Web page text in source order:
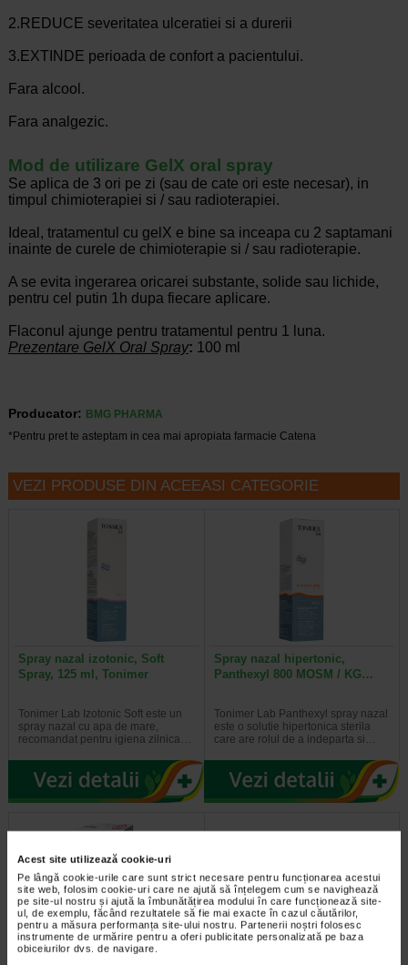
Acest site utilizează cookie-uri
Pe lângă cookie-urile care sunt strict necesare pentru funcționarea acestui
site web, folosim cookie-uri care ne ajută să înțelegem cum se navighează
pe site-ul nostru și ajută la îmbunătățirea modului în care funcționează site-
ul, de exemplu, făcând rezultatele să fie mai exacte în cazul căutărilor,
pentru a măsura performanța site-ului nostru. Partenerii noștri folosesc
instrumente de urmărire pentru a oferi publicitate personalizată pe baza
obiceiurilor dvs. de navigare.
2.REDUCE severitatea ulceratiei si a durerii
3.EXTINDE perioada de confort a pacientului.
Fara alcool.
Fara analgezic.
Mod de utilizare GelX oral spray
Se aplica de 3 ori pe zi (sau de cate ori este necesar), in
timpul chimioterapiei si / sau radioterapiei.
Ideal, tratamentul cu gelX e bine sa inceapa cu 2 saptamani
inainte de curele de chimioterapie si / sau radioterapie.
A se evita ingerarea oricarei substante, solide sau lichide,
pentru cel putin 1h dupa fiecare aplicare.
Flaconul ajunge pentru tratamentul pentru 1 luna.
Prezentare GelX Oral Spray: 100 ml
Producator:
BMG PHARMA
*Pentru pret te asteptam in cea mai apropiata farmacie Catena
VEZI PRODUSE DIN ACEEASI CATEGORIE
Spray nazal izotonic, Soft
Spray, 125 ml, Tonimer
Tonimer Lab Izotonic Soft este un
spray nazal cu apa de mare,
recomandat pentru igiena zilnica…
Spray nazal hipertonic,
Panthexyl 800 MOSM / KG…
Tonimer Lab Panthexyl spray nazal
este o solutie hipertonica sterila
care are rolul de a indeparta si…